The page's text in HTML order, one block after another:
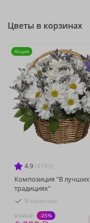
Цветы в корзинах
4.9 (4183)
Композиция "В лучших
традициях"
В наличии
8 370 ₽ -25%
Акция